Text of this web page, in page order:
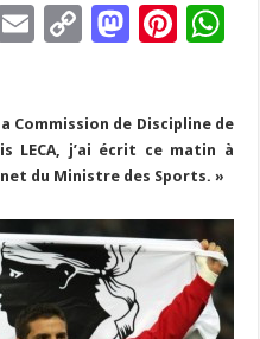
S
E
l
C
y
Li
n
k
M
d
o
n
Pi
es
t
p
Commission de Discipline de
LECA, j’ai écrit ce matin à
du Ministre des Sports. »